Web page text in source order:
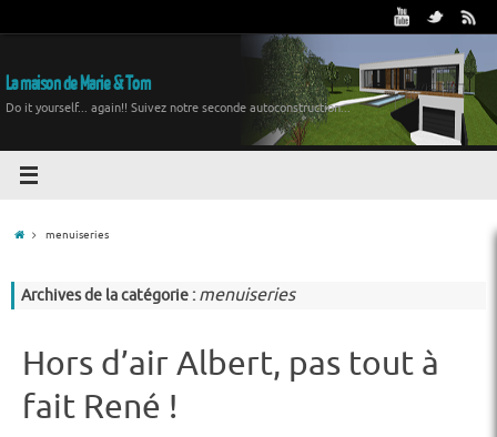
La maison de Marie & Tom
Do it yourself... again!! Suivez notre seconde autoconstruction...
menuiseries
Archives de la catégorie : menuiseries
Hors d’air Albert, pas tout à
fait René !